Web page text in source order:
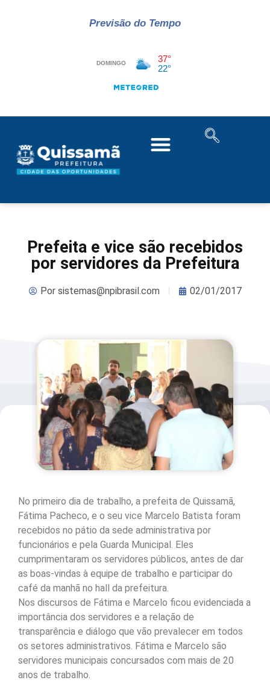
Previsão do Tempo
Prefeita e vice são recebidos
por servidores da Prefeitura
Porsistemas@npibrasil.com 02/01/2017
No primeiro dia de trabalho, a prefeita de Quissamã,
Fátima Pacheco, e o seu vice Marcelo Batista foram
recebidos no pátio da sede administrativa por
funcionários e pela Guarda Municipal. Eles
cumprimentaram os servidores públicos, antes de dar
as boas-vindas à equipe de trabalho e participar do
café da manhã no hall da prefeitura.
Nos discursos de Fátima e Marcelo ficou evidenciada a
importância dos servidores e a relação de
transparência e diálogo que vão prevalecer em todos
os setores administrativos. Fátima e Marcelo são
servidores municipais concursados com mais de 20
anos de trabalho.